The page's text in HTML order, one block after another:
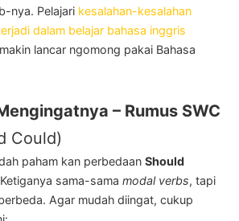
nya. Pelajari kesalahan-kesalahan
dalam belajar bahasa inggris
lancar ngomong pakai Bahasa
– Rumus SWC
Could)
paham kan perbedaanShould
sama-samamodal verbs, tapi
Agar mudah diingat, cukup